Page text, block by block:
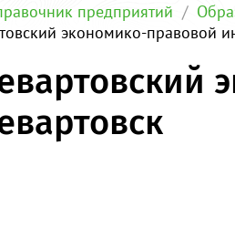
предприятий
экономико-правовой